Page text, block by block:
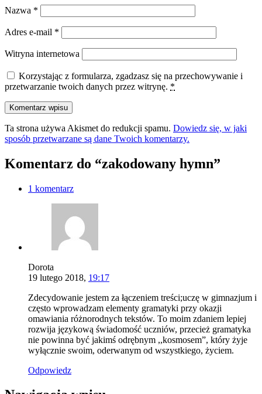
Nazwa *
Adres e-mail *
Witryna internetowa
Korzystając z formularza, zgadzasz się na przechowywanie i
przetwarzanie twoich danych przez witrynę. *
Ta strona używa Akismet do redukcji spamu. Dowiedz się, w jaki
sposób przetwarzane są dane Twoich komentarzy.
Komentarz do “zakodowany hymn”
1 komentarz
Dorota
19 lutego 2018, 19:17
Zdecydowanie jestem za łączeniem treści;uczę w gimnazjum i
często wprowadzam elementy gramatyki przy okazji
omawiania różnorodnych tekstów. To moim zdaniem lepiej
rozwija językową świadomość uczniów, przecież gramatyka
nie powinna być jakimś odrębnym ,,kosmosem”, który żyje
wyłącznie swoim, oderwanym od wszystkiego, życiem.
Odpowiedz